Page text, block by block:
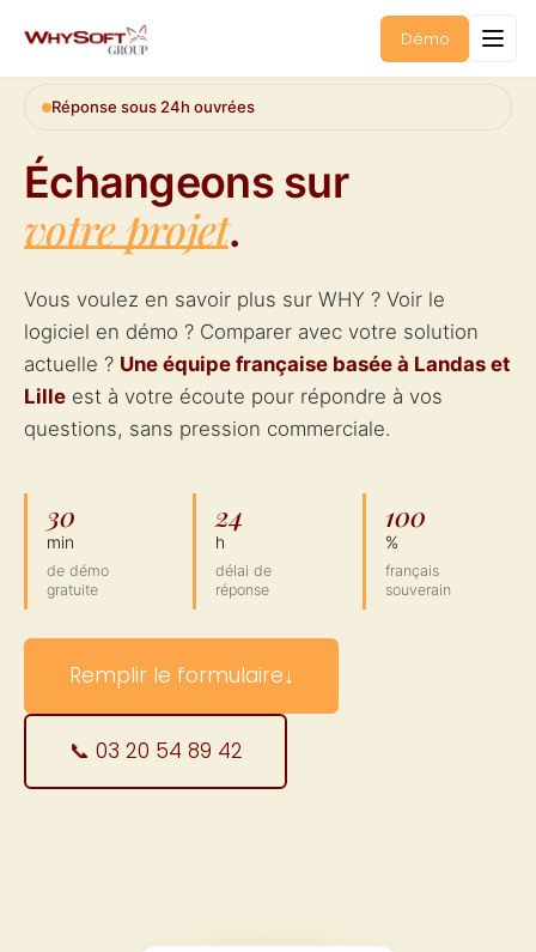
Démo
Réponse sous 24h ouvrées
Échangeons sur
votre projet.
Vous voulez en savoir plus sur WHY ? Voir le
logiciel en démo ? Comparer avec votre solution
actuelle ? Une équipe française basée à Landas et
Lille est à votre écoute pour répondre à vos
questions, sans pression commerciale.
30
min
de démo
gratuite
24
h
délai de
réponse
100
%
français
souverain
Remplir le formulaire↓
📞 03 20 54 89 42